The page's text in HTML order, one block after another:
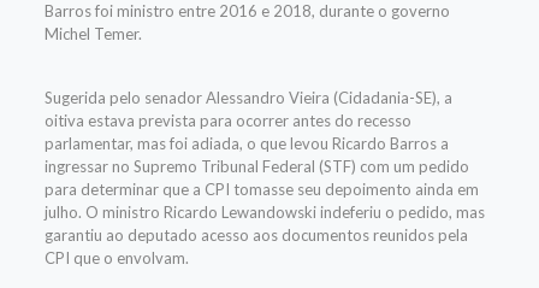
Barros foi ministro entre 2016 e 2018, durante o governo
Michel Temer.
Sugerida pelo senador Alessandro Vieira (Cidadania-SE), a
oitiva estava prevista para ocorrer antes do recesso
parlamentar, mas foi adiada, o que levou Ricardo Barros a
ingressar no Supremo Tribunal Federal (STF) com um pedido
para determinar que a CPI tomasse seu depoimento ainda em
julho. O ministro Ricardo Lewandowski indeferiu o pedido, mas
garantiu ao deputado acesso aos documentos reunidos pela
CPI que o envolvam.